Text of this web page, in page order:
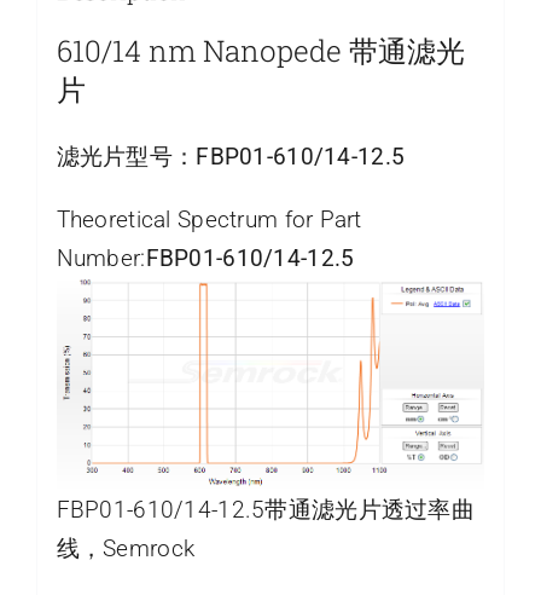
610/14 nm Nanopede 带通滤光
片
滤光片型号： FBP01-610/14-12.5
Theoretical Spectrum for Part
Number:FBP01-610/14-12.5
FBP01-610/14-12.5带通滤光片透过率曲
线，Semrock